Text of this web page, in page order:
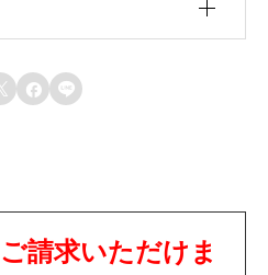
テ
9
1
、会員登録が必要です。
登録する
 
請求いただけま